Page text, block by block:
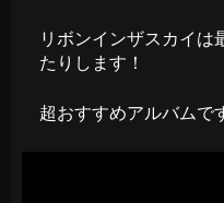
リボンインザスカイは
たりします！
超おすすめアルバムで